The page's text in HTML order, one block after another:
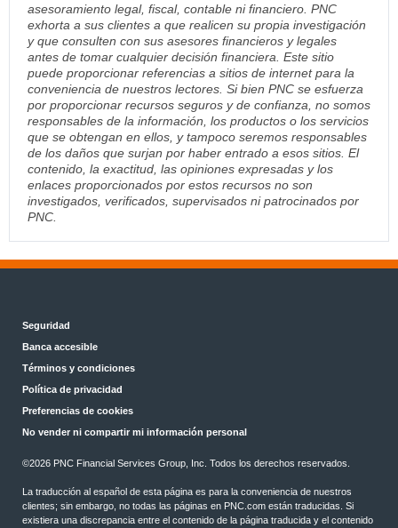
asesoramiento legal, fiscal, contable ni financiero. PNC
exhorta a sus clientes a que realicen su propia investigación
y que consulten con sus asesores financieros y legales
antes de tomar cualquier decisión financiera. Este sitio
puede proporcionar referencias a sitios de internet para la
conveniencia de nuestros lectores. Si bien PNC se esfuerza
por proporcionar recursos seguros y de confianza, no somos
responsables de la información, los productos o los servicios
que se obtengan en ellos, y tampoco seremos responsables
de los daños que surjan por haber entrado a esos sitios. El
contenido, la exactitud, las opiniones expresadas y los
enlaces proporcionados por estos recursos no son
investigados, verificados, supervisados ni patrocinados por
PNC.
Seguridad
Banca accesible
Términos y condiciones
Política de privacidad
Preferencias de cookies
No vender ni compartir mi información personal
©2026 PNC Financial Services Group, Inc. Todos los derechos reservados.
La traducción al español de esta página es para la conveniencia de nuestros
clientes; sin embargo, no todas las páginas en PNC.com están traducidas. Si
existiera una discrepancia entre el contenido de la página traducida y el contenido